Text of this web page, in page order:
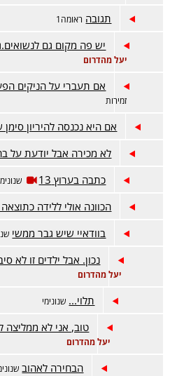
תגובה ראומה1
יש פה מקום גם
יעל מהדרום
אם תעברי על הניקים
זמירות
אם היא נכנסה להיריון סימן
לא מכירה אבל יודעת על
כתבה בערוץ 13
הכוונה אולי ללידה
בוודאיי שיש גבר ממשי
נכון. אבל ילדים זו לא
יעל מהדרום
תלוי... שנונימי
טוב, אני לא ממליצה
יעל מהדרום
הבחירה לאהוב